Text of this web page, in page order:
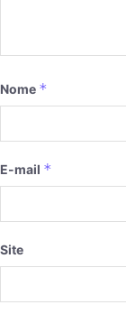
Nome *
E-mail *
Site